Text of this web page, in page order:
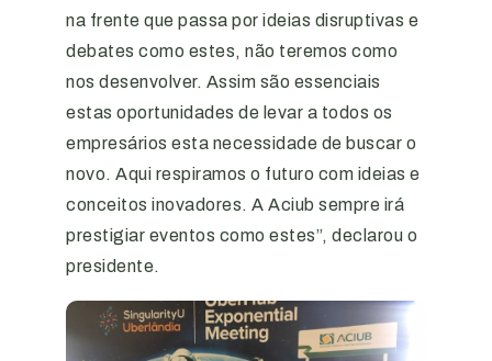
na frente que passa por ideias disruptivas e
debates como estes, não teremos como
nos desenvolver. Assim são essenciais
estas oportunidades de levar a todos os
empresários esta necessidade de buscar o
novo. Aqui respiramos o futuro com ideias e
conceitos inovadores. A Aciub sempre irá
prestigiar eventos como estes”, declarou o
presidente.